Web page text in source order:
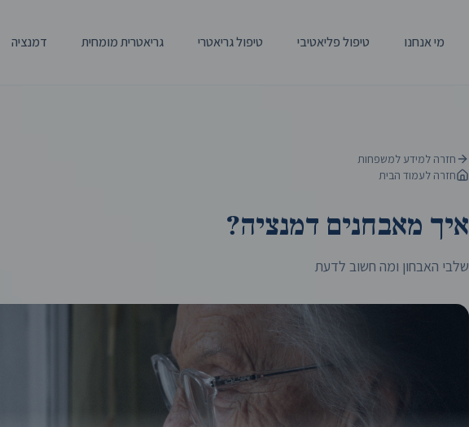
מי אנחנו טיפול פליאטיבי טיפול גריאטרי גריאטרית מומחית דמנציה
חזרה למידע למשפחות
חזרה לעמוד הבית
איך מאבחנים דמנציה?
שלבי האבחון ומה חשוב לדעת